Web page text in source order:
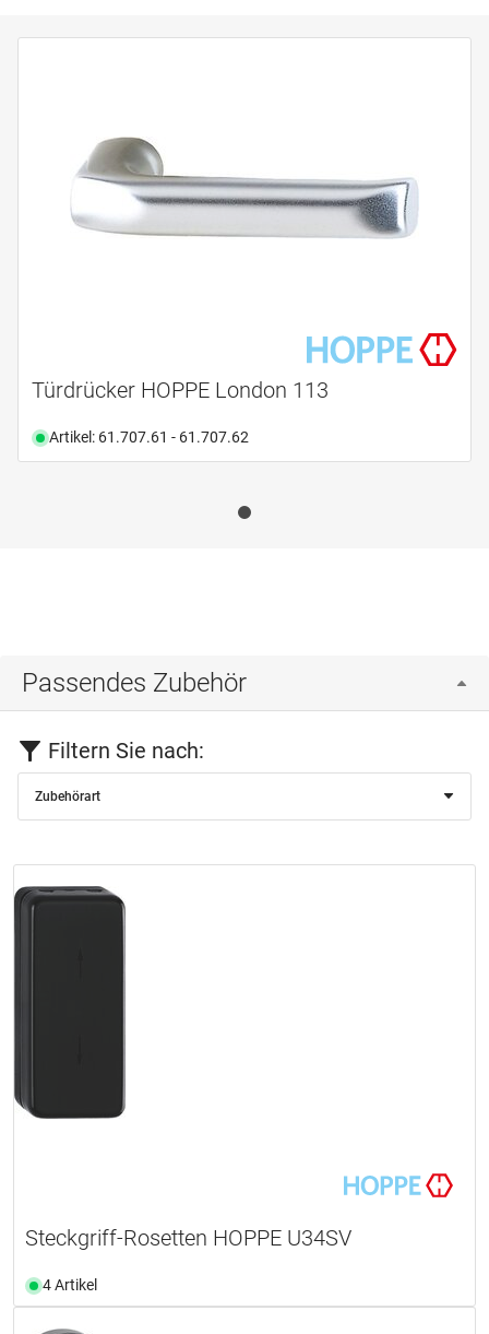
Türdrücker HOPPE London 113
Artikel: 61.707.61 - 61.707.62
Passendes Zubehör
Filtern Sie nach:
Zubehörart
Steckgriff-Rosetten HOPPE U34SV
4 Artikel